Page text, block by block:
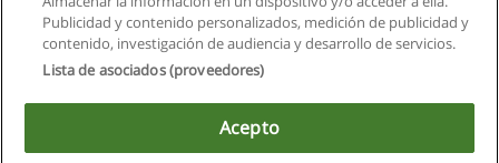
Reglas de uso
Privacidad de datos
Copyright © Educaedu Business S.L. - CIF : B-95610580: -
www.educaedu.com.ec
Publicidad y contenido personalizados, medición de publicidad y
contenido, investigación de audiencia y desarrollo de servicios.
Lista de asociados (proveedores)
Acepto